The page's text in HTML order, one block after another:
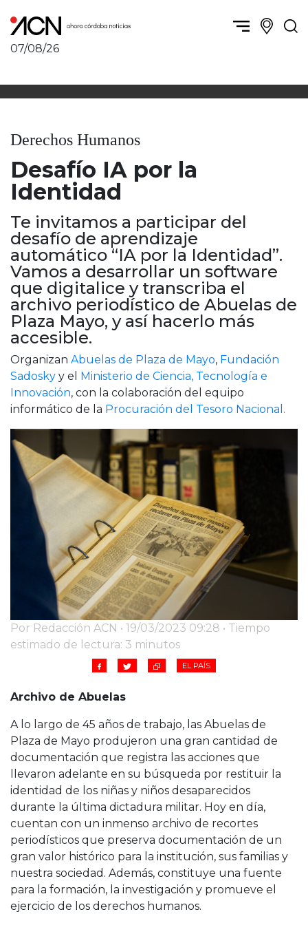
07/08/26
Política y Economía
Córdoba obrera
Córdoba, la Docta
Ambiente y sustentabilidad
Deportes
Córdoba diverse
Córdoba independiente
Nacionales
Internacionales
Humor
Córdoba, la ciudad
Villa María y zona
San Francisco y zona
Traslasierra
Punilla / Carlos Paz
Alta Gracia
Marcos Juárez
Río Primero
Valle de Calamuchita
Jesús María y norte
Cruz del Eje
Corredor de Ansenuza
Laboulaye y sur
Bell Ville
Río Tercero
Derechos Humanos
Desafío IA por la
Identidad
Te invitamos a participar del
desafío de aprendizaje
automático “IA por la Identidad”.
Vamos a desarrollar un software
que digitalice y transcriba el
archivo periodístico de Abuelas de
Plaza Mayo, y así hacerlo más
accesible.
Organizan Abuelas de Plaza de Mayo, Fundación
Sadosky y el Ministerio de Ciencia, Tecnología e
Innovación, con la colaboración del equipo
informático de la Procuración del Tesoro Nacional.
Por Redacción ACN • 19/03/2023 09:28 • Tiempo
estimado de lectura: 3 minutos
EL PAÍS
Archivo de Abuelas
A lo largo de 45 años de trabajo, las Abuelas de
Plaza de Mayo produjeron una gran cantidad de
documentación que registra las acciones que
llevaron adelante en su búsqueda por restituir la
identidad de los niñas y niños desaparecidos
durante la última dictadura militar. Hoy en día,
cuentan con un inmenso archivo de recortes
periodísticos que preserva documentación de un
gran valor histórico para la institución, sus familias y
nuestra sociedad. Además, constituye una fuente
para la formación, la investigación y promueve el
ejercicio de los derechos humanos.